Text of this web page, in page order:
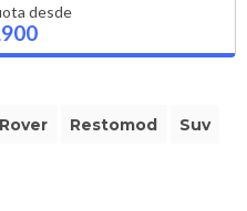
desde
Restomod Suv